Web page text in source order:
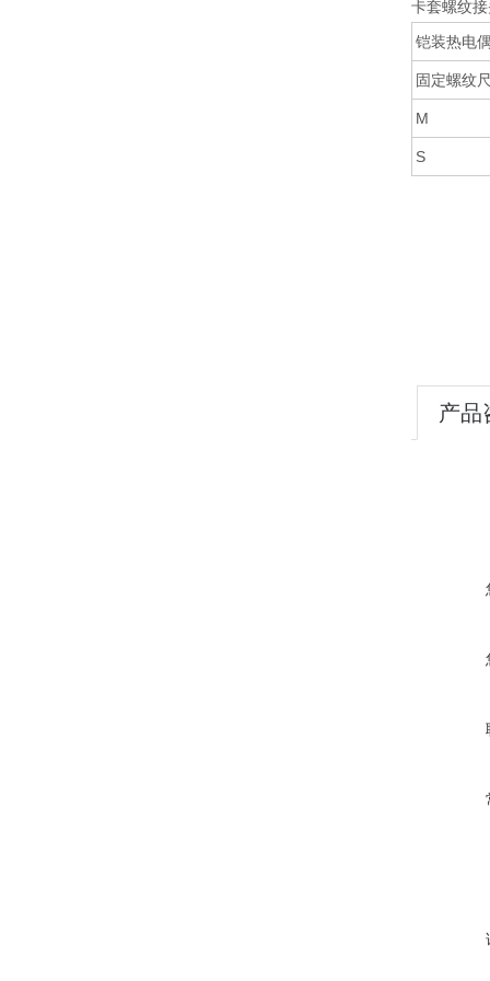
卡套螺纹
铠装热电
固定螺纹
M
S
产品